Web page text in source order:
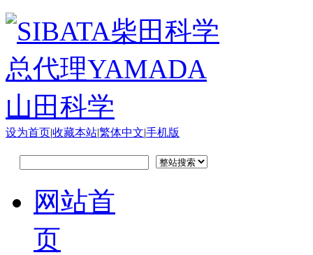
设为首页|收藏本站|繁体中文|手机版
网站首
页